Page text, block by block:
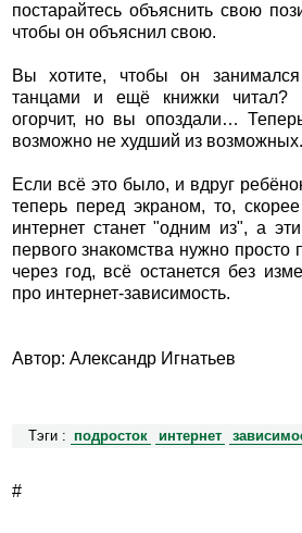
постарайтесь объяснить свою
чтобы он объяснил свою.
Вы хотите, чтобы он
танцами и ещё книжки читал?
огорчит, но вы опоздали…
возможно не худший из возможных.
Если всё это было, и вдруг
теперь перед экраном, то,
интернет станет "одним из", а
первого знакомства нужно просто
через год, всё останется без
про интернет-зависимость.
Автор: Александр Игнатьев
Тэги : подросток интернет
#